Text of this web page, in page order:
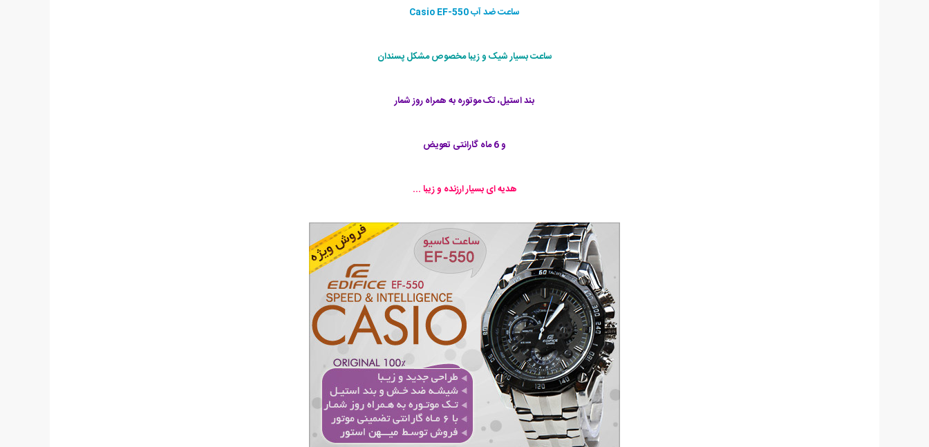
ساعت ضد آب Casio EF-550
ساعت بسیار شیک و زیبا مخصوص مشکل پسندان
بند استیل، تک موتوره به همراه روز شمار
و 6 ماه گارانتی تعویض
هدیه ای بسیار ارزنده و زیبا ...